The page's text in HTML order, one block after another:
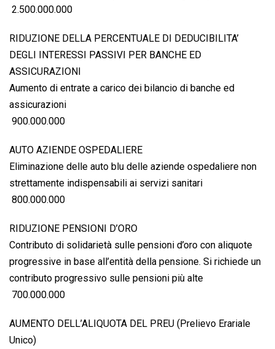
 2.500.000.000
RIDUZIONE DELLA PERCENTUALE DI DEDUCIBILITA’
DEGLI INTERESSI PASSIVI PER BANCHE ED
ASSICURAZIONI
Aumento di entrate a carico dei bilancio di banche ed
assicurazioni
 900.000.000
AUTO AZIENDE OSPEDALIERE
Eliminazione delle auto blu delle aziende ospedaliere non
strettamente indispensabili ai servizi sanitari
 800.000.000
RIDUZIONE PENSIONI D’ORO
Contributo di solidarietà sulle pensioni d’oro con aliquote
progressive in base all’entità della pensione. Si richiede un
contributo progressivo sulle pensioni più alte
 700.000.000
AUMENTO DELL’ALIQUOTA DEL PREU (Prelievo Erariale
Unico)